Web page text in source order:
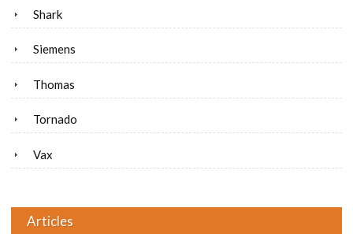
Shark
Siemens
Thomas
Tornado
Vax
Articles